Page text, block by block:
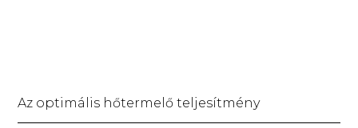
Az optimális hőtermelő teljesítmény